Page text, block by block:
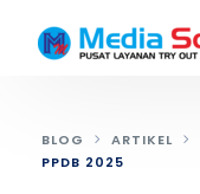
BLOG ARTIKEL
PPDB 2025